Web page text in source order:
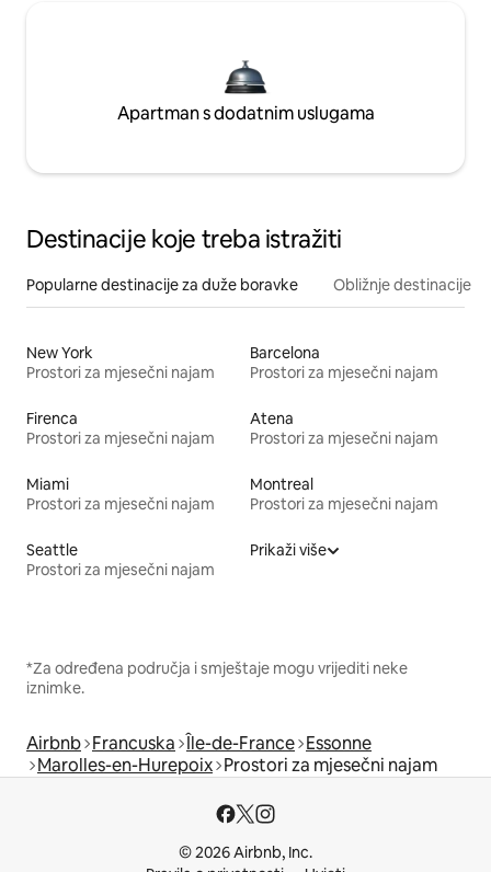
Apartman s dodatnim uslugama
Destinacije koje treba istražiti
Popularne destinacije za duže boravke Obližnje destinacije
New York
Prostori za mjesečni najam
Barcelona
Prostori za mjesečni najam
Firenca
Prostori za mjesečni najam
Atena
Prostori za mjesečni najam
Miami
Prostori za mjesečni najam
Montreal
Prostori za mjesečni najam
Seattle
Prostori za mjesečni najam
Prikaži više
*Za određena područja i smještaje mogu vrijediti neke
iznimke.
Airbnb Francuska Île-de-France Essonne
Marolles-en-Hurepoix Prostori za mjesečni najam
© 2026 Airbnb, Inc.